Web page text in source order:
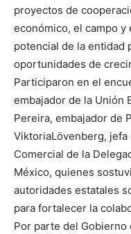
proyectos de
económico, el campo
potencial de la entidad
oportunidades de
Participaron en el
embajador de la Unión
Pereira, embajador de
ViktoriaLövenberg, jefa
Comercial de la
México, quienes
autoridades estatales
para fortalecer la
Por parte del Gobierno